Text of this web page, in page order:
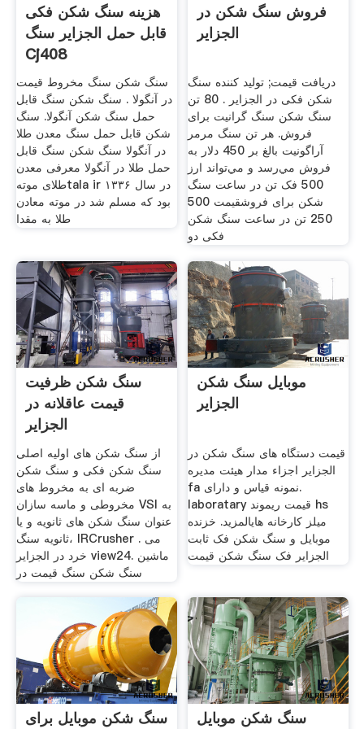
هزینه سنگ شکن فکی
قابل حمل الجزایر سنگ
Cj408
سنگ شکن سنگ مخروط قیمت
در آنگولا . سنگ شکن سنگ قابل
حمل سنگ شکن آنگولا. سنگ
شکن قابل حمل سنگ معدن طلا
در آنگولا سنگ شکن سنگ قابل
حمل طلا در آنگولا معرفی معدن
طلای موتهtala ir در سال ۱۳۳۶
بود که مسلم شد در موته معادن
طلا به مقدا
فروش سنگ شکن در
الجزایر
دریافت قیمت; تولید کننده سنگ
شکن فکی در الجزایر . 80 تن
سنگ شکن سنگ گرانیت برای
فروش. هر تن سنگ مرمر
آراگونيت بالغ بر 450 دلار به
فروش مي‌رسد و مي‌تواند ارز
500 فک تن در ساعت سنگ
شکن برای فروشقیمت 500
250 تن در ساعت سنگ شکن
فکی دو
سنگ شکن ظرفیت
قیمت عاقلانه در
الجزایر
از سنگ شکن های اولیه اصلی
سنگ شکن فکی و سنگ شکن
ضربه ای به مخروط های
مخروطی و ماسه سازان VSI به
عنوان سنگ شکن های ثانویه و یا
ثانویه سنگ، IRCrusher می .
خرد در الجزایر view24. ماشین
سنگ شکن سنگ قیمت در
موبایل سنگ شکن
الجزایر
قیمت دستگاه های سنگ شکن در
الجزایر اجزاء مدار هیئت مدیره
fa نمونه قیاس و دارای.
laboratary قیمت ریموند hs
میلز کارخانه هایالمزيد. خزنده
موبایل و سنگ شکن فک ثابت
الجزایر فک سنگ شکن قیمت
سنگ شکن موبایل برای سنگ شکن موبایل